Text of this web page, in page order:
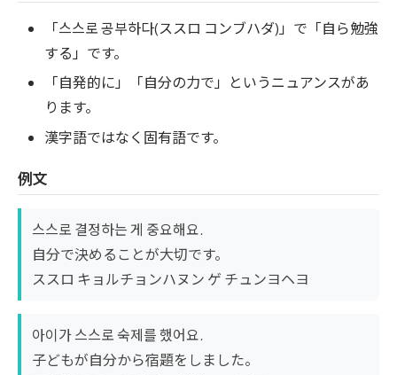
「스스로 공부하다(ススロ コンブハダ)」で「自ら勉強
する」です。
「自発的に」「自分の力で」というニュアンスがあ
ります。
漢字語ではなく固有語です。
例文
스스로 결정하는 게 중요해요.
自分で決めることが大切です。
ススロ キョルチョンハヌン ゲ チュンヨヘヨ
아이가 스스로 숙제를 했어요.
子どもが自分から宿題をしました。